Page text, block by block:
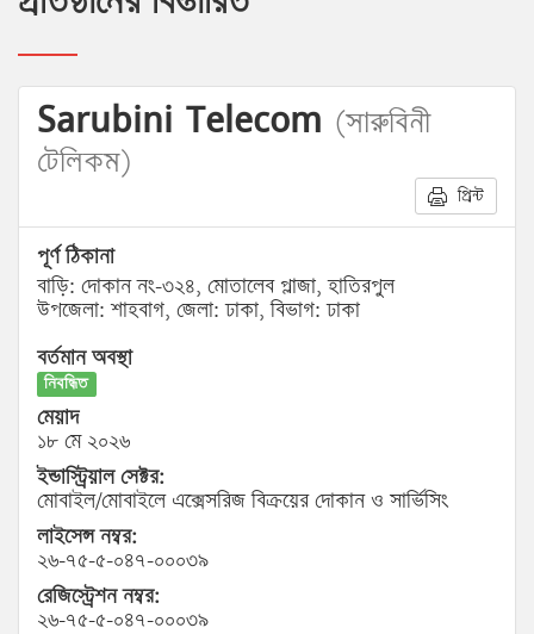
Sarubini Telecom (সারুবিনী
টেলিকম)
প্রিন্ট
পূর্ণ ঠিকানা
বাড়ি: দোকান নং-৩২৪, মোতালেব প্লাজা, হাতিরপুল
উপজেলা: শাহবাগ, জেলা: ঢাকা, বিভাগ: ঢাকা
বর্তমান অবস্থা
নিবন্ধিত
মেয়াদ
১৮ মে ২০২৬
ইন্ডাস্ট্রিয়াল সেক্টর:
মোবাইল/মোবাইলে এক্সেসরিজ বিক্রয়ের দোকান ও সার্ভিসিং
লাইসেন্স নম্বর:
২৬-৭৫-৫-০৪৭-০০০৩৯
রেজিস্ট্রেশন নম্বর:
২৬-৭৫-৫-০৪৭-০০০৩৯